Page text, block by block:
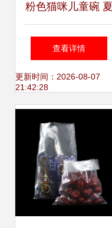
粉色猫咪儿童碗 夏
日午后的小确幸
查看详情
更新时间：2026-08-07
21:42:28